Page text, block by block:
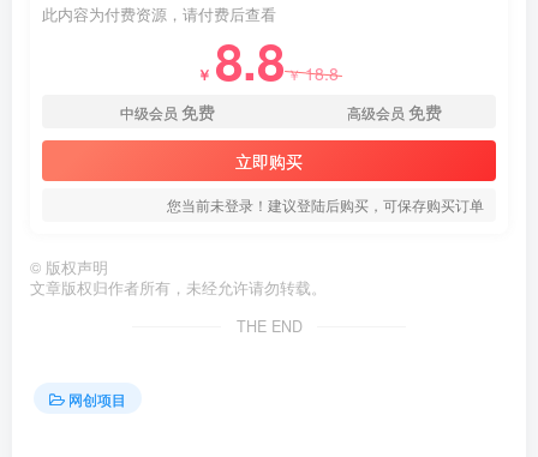
此内容为付费资源，请付费后查看
￥ 8.8￥18.8
中级会员 免费 高级会员 免费
立即购买
您当前未登录！建议登陆后购买，可保存购买订单
© 版权声明
文章版权归作者所有，未经允许请勿转载。
THE END
网创项目